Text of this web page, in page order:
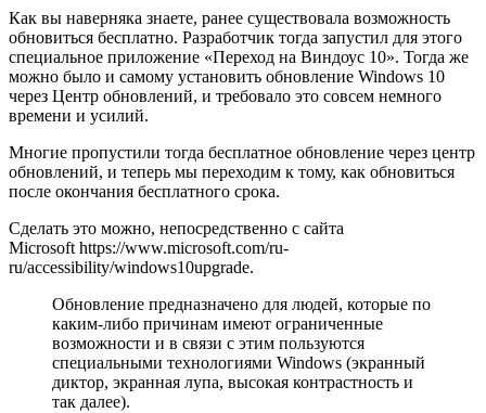
Как вы наверняка знаете, ранее существовала возможность
обновиться бесплатно. Разработчик тогда запустил для этого
специальное приложение «Переход на Виндоус 10». Тогда же
можно было и самому установить обновление Windows 10
через Центр обновлений, и требовало это совсем немного
времени и усилий.
Многие пропустили тогда бесплатное обновление через центр
обновлений, и теперь мы переходим к тому, как обновиться
после окончания бесплатного срока.
Сделать это можно, непосредственно с сайта
Microsoft https://www.microsoft.com/ru-
ru/accessibility/windows10upgrade.
Обновление предназначено для людей, которые по
каким-либо причинам имеют ограниченные
возможности и в связи с этим пользуются
специальными технологиями Windows (экранный
диктор, экранная лупа, высокая контрастность и
так далее).